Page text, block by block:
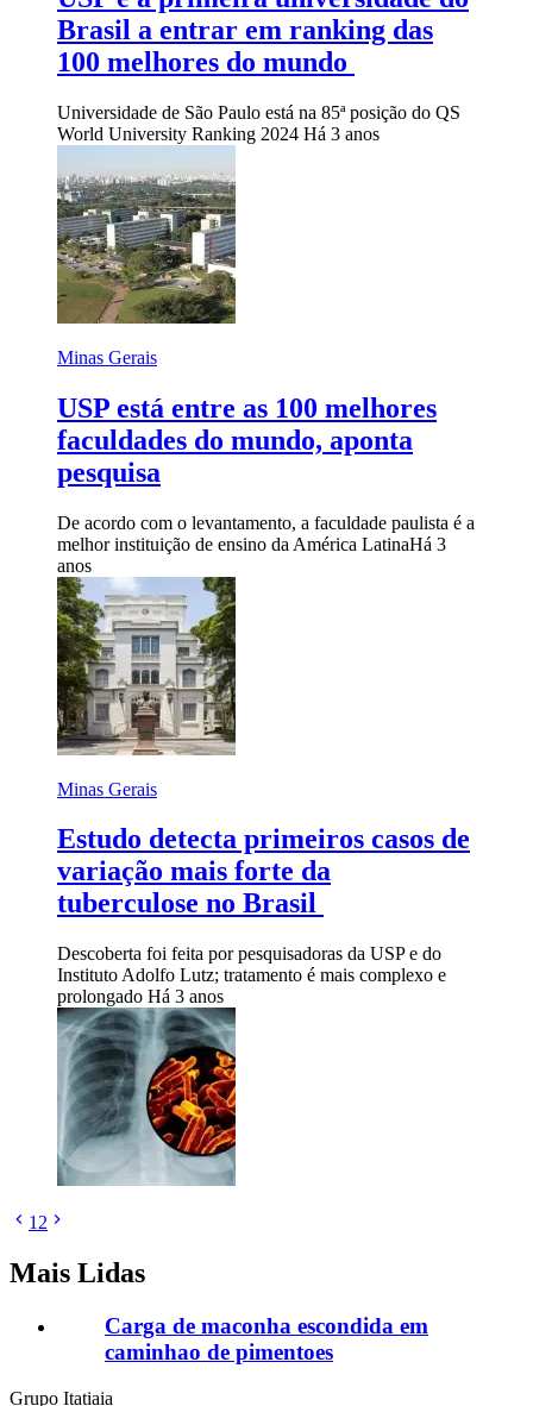
Brasil a entrar em ranking das
100 melhores do mundo
Universidade de São Paulo está na 85ª posição do QS
World University Ranking 2024 Há 3 anos
Minas Gerais
USP está entre as 100 melhores
faculdades do mundo, aponta
pesquisa
De acordo com o levantamento, a faculdade paulista é a
melhor instituição de ensino da América LatinaHá 3
anos
Minas Gerais
Estudo detecta primeiros casos de
variação mais forte da
tuberculose no Brasil
Descoberta foi feita por pesquisadoras da USP e do
Instituto Adolfo Lutz; tratamento é mais complexo e
prolongado Há 3 anos
1 2
Mais Lidas
Carga de maconha escondida em
caminhao de pimentoes
Grupo Itatiaia